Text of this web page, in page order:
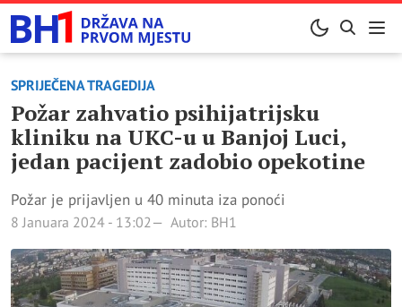
SPRIJEČENA TRAGEDIJA
Požar zahvatio psihijatrijsku
kliniku na UKC-u u Banjoj Luci,
jedan pacijent zadobio opekotine
Požar je prijavljen u 40 minuta iza ponoći
8 Januara 2024 - 13:02 Autor: BH1